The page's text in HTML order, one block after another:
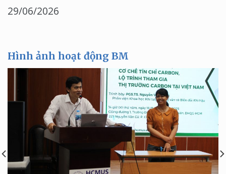
29/06/2026
Hình ảnh hoạt động BM